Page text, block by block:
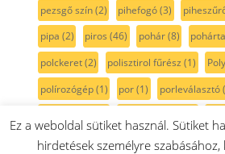
pezsgő szín(2) pihefogó(3)
pipa (2) piros (46) pohár(8)
polckeret(2) polisztirol fűrész (1)
polírozógép(1) por(1) porleválasztó
porszívómotor(14) porszűrő(62)
Ez a weboldal sütiket használ. Sütiket
hirdetések személyre